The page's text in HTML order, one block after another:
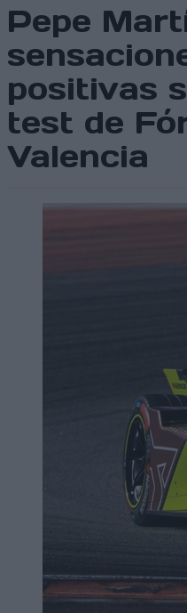
Pepe
positivas
test de
Valencia